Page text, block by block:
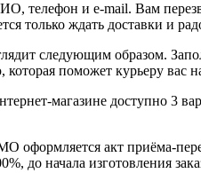
телефон и e-mail. Вам
только ждать доставки и
следующим образом.
поможет курьеру вас
магазине доступно 3
оформляется акт приёма-
до начала изготовления